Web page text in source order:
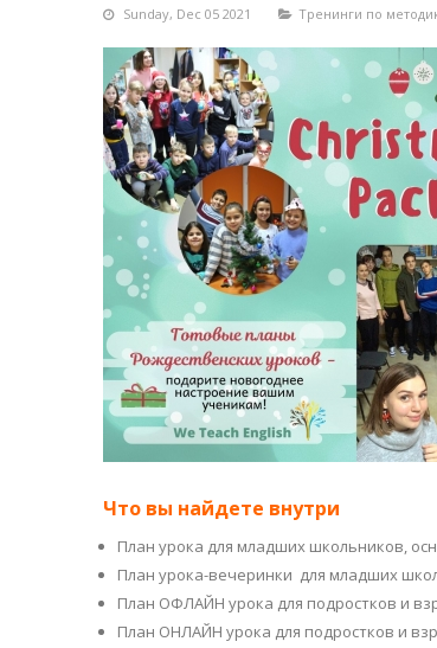
Sunday, Dec 05 2021
Тренинги по
Что вы найдете внутри
План урока для младших школьников,
План урока-вечеринки для младших
План ОФЛАЙН урока для подростков и
План ОНЛАЙН урока для подростков и